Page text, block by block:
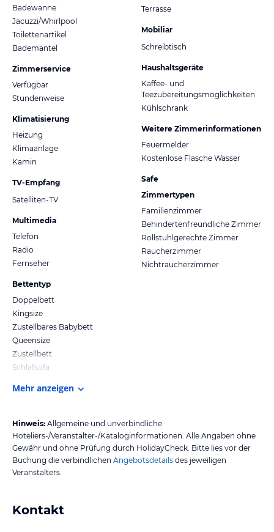
Badewanne
Jacuzzi/Whirlpool
Toilettenartikel
Bademantel
Zimmerservice
Verfügbar
Stundenweise
Klimatisierung
Heizung
Klimaanlage
Kamin
TV-Empfang
Satelliten-TV
Multimedia
Telefon
Radio
Fernseher
Bettentyp
Doppelbett
Kingsize
Zustellbares Babybett
Queensize
Zustellbett
Schlafsofa
Terrasse
Mobiliar
Schreibtisch
Haushaltsgeräte
Kaffee- und
Teezubereitungsmöglichkeiten
Kühlschrank
Weitere Zimmerinformationen
Feuermelder
Kostenlose Flasche Wasser
Safe
Zimmertypen
Familienzimmer
Behindertenfreundliche Zimmer
Rollstuhlgerechte Zimmer
Raucherzimmer
Nichtraucherzimmer
Mehr anzeigen
Hinweis: Allgemeine und unverbindliche
Hoteliers-/Veranstalter-/Kataloginformationen. Alle Angaben ohne
Gewähr und ohne Prüfung durch HolidayCheck. Bitte lies vor der
Buchung die verbindlichen Angebotsdetails des jeweiligen
Veranstalters.
Kontakt